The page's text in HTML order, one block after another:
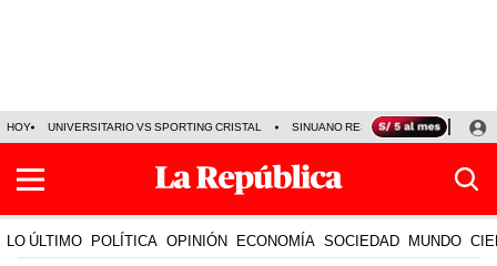
HOY UNIVERSITARIO VS SPORTING CRISTAL SINUANO RESULTADOS HOY
LO ÚLTIMO POLÍTICA OPINIÓN ECONOMÍA SOCIEDAD MUNDO